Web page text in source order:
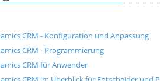
CRM - Konfiguration und Anpassung
CRM - Programmierung
CRM für Anwender